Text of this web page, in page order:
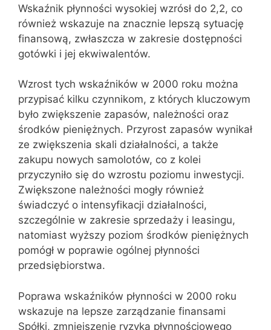
Wskaźnik płynności wysokiej wzrósł do 2,2, co
również wskazuje na znacznie lepszą sytuację
finansową, zwłaszcza w zakresie dostępności
gotówki i jej ekwiwalentów.
Wzrost tych wskaźników w 2000 roku można
przypisać kilku czynnikom, z których kluczowym
było zwiększenie zapasów, należności oraz
środków pieniężnych. Przyrost zapasów wynikał
ze zwiększenia skali działalności, a także
zakupu nowych samolotów, co z kolei
przyczyniło się do wzrostu poziomu inwestycji.
Zwiększone należności mogły również
świadczyć o intensyfikacji działalności,
szczególnie w zakresie sprzedaży i leasingu,
natomiast wyższy poziom środków pieniężnych
pomógł w poprawie ogólnej płynności
przedsiębiorstwa.
Poprawa wskaźników płynności w 2000 roku
wskazuje na lepsze zarządzanie finansami
Spółki, zmniejszenie ryzyka płynnościowego